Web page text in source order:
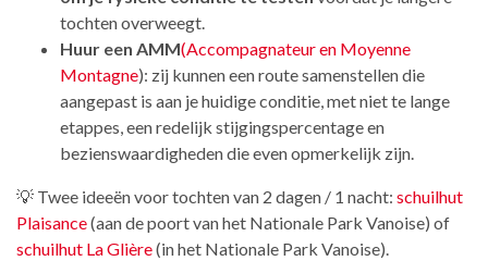
tochten overweegt.
Huur een AMM(Accompagnateur en Moyenne
Montagne): zij kunnen een route samenstellen die
aangepast is aan je huidige conditie, met niet te lange
etappes, een redelijk stijgingspercentage en
bezienswaardigheden die even opmerkelijk zijn.
💡 Twee ideeën voor tochten van 2 dagen / 1 nacht: schuilhut
Plaisance(aan de poort van het Nationale Park Vanoise) of
schuilhut La Glière(in het Nationale Park Vanoise).